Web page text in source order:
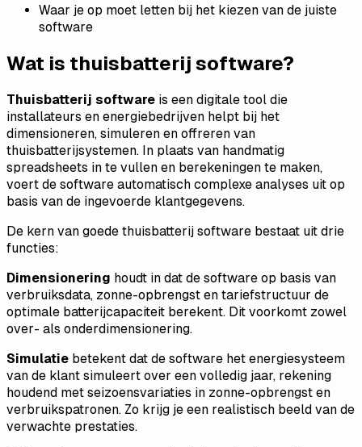
Waar je op moet letten bij het kiezen van de juiste
software
Wat is thuisbatterij software?
Thuisbatterij software is een digitale tool die
installateurs en energiebedrijven helpt bij het
dimensioneren, simuleren en offreren van
thuisbatterijsystemen. In plaats van handmatig
spreadsheets in te vullen en berekeningen te maken,
voert de software automatisch complexe analyses uit op
basis van de ingevoerde klantgegevens.
De kern van goede thuisbatterij software bestaat uit drie
functies:
Dimensionering houdt in dat de software op basis van
verbruiksdata, zonne-opbrengst en tariefstructuur de
optimale batterijcapaciteit berekent. Dit voorkomt zowel
over- als onderdimensionering.
Simulatie betekent dat de software het energiesysteem
van de klant simuleert over een volledig jaar, rekening
houdend met seizoensvariaties in zonne-opbrengst en
verbruikspatronen. Zo krijg je een realistisch beeld van de
verwachte prestaties.